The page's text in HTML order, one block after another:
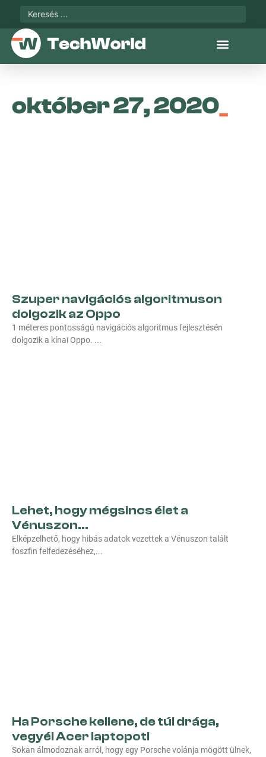
október 27, 2020
Szuper navigációs algoritmuson
dolgozik az Oppo
1 méteres pontosságú navigációs algoritmus fejlesztésén
dolgozik a kínai Oppo.
Lehet, hogy mégsincs élet a
Vénuszon…
Elképzelhető, hogy hibás adatok vezettek a Vénuszon talált
foszfin felfedezéséhez,
Ha Porsche kellene, de túl drága,
vegyél Acer laptopot!
Sokan álmodoznak arról, hogy egy Porsche volánja mögött ülnek,